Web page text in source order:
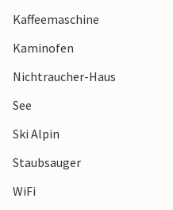
Kaffeemaschine
Kaminofen
Nichtraucher-Haus
See
Ski Alpin
Staubsauger
WiFi